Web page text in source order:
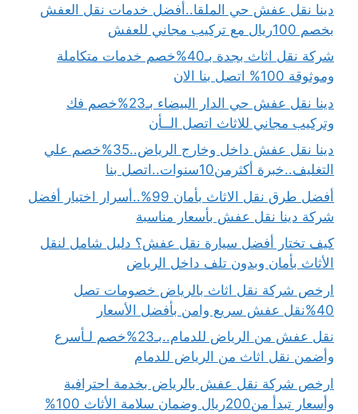
دينا نقل عفش حي الملقا..أفضل خدمات نقل العفش
بخصم 100ريال مع تركيب مجاني للعفش
شركة نقل اثاث بجدة بـ40%خصم خدمات متكاملة
وموثوقة 100% اتصل بنا الان
دينا نقل عفش حي الدار البيضاء بـ23%خصم فك
وتركيب مجاني للاثاث اتصل الــأن
دينا نقل عفش داخل وخارج الرياض..35%خصم علي
التغليف..خبرة أكثرمن10سنوات..اتصل بنا
أفضل طرق نقل الاثاث بأمان 99%..أسرار اختيار أفضل
شركة دينا نقل عفش بأسعار مناسبة
كيف تختار أفضل سيارة نقل عفش؟ دليل شامل لنقل
الأثاث بأمان وبدون تلف داخل الرياض
ارخص شركة نقل اثاث بالرياض خصومات تصل
40%نقل عفش سريع وامن بأفضل الأسعار
نقل عفش من الرياض للدمام..بـ23%خصم لـأسرع
وأضمن نقل اثاث من الرياض للدمام
ارخص شركة نقل عفش بالرياض بخدمة احترافية
وأسعار تبدأ من200ريال وضمان سلامة الأثاث 100%